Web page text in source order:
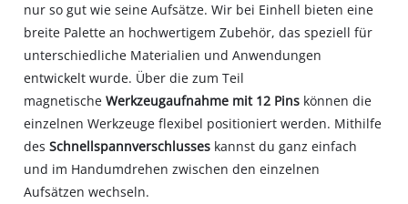
nur so gut wie seine Aufsätze. Wir bei Einhell bieten eine
breite Palette an hochwertigem Zubehör, das speziell für
unterschiedliche Materialien und Anwendungen
entwickelt wurde. Über die zum Teil
magnetischeWerkzeugaufnahme mit 12 Pins können die
einzelnen Werkzeuge flexibel positioniert werden. Mithilfe
desSchnellspannverschlusses kannst du ganz einfach
und im Handumdrehen zwischen den einzelnen
Aufsätzen wechseln.